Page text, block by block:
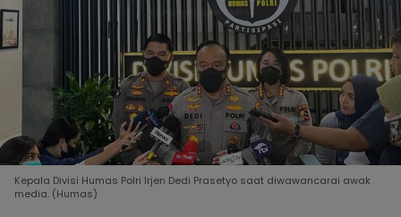
Kepala Divisi Humas Polri Irjen Dedi Prasetyo saat diwawancarai awak
media. (Humas)